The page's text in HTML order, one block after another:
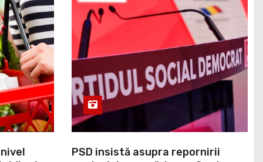
PSD insistă asupra repornirii